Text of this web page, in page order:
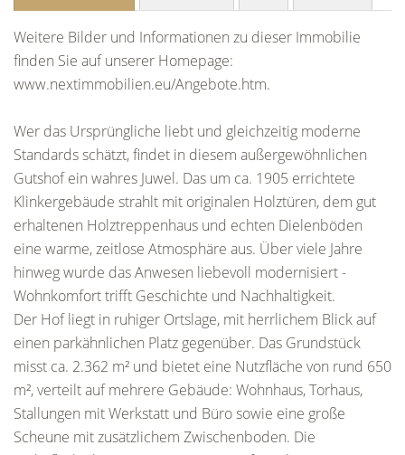
Weitere Bilder und Informationen zu dieser Immobilie
finden Sie auf unserer Homepage:
www.nextimmobilien.eu/Angebote.htm.
Wer das Ursprüngliche liebt und gleichzeitig moderne
Standards schätzt, findet in diesem außergewöhnlichen
Gutshof ein wahres Juwel. Das um ca. 1905 errichtete
Klinkergebäude strahlt mit originalen Holztüren, dem gut
erhaltenen Holztreppenhaus und echten Dielenböden
eine warme, zeitlose Atmosphäre aus. Über viele Jahre
hinweg wurde das Anwesen liebevoll modernisiert -
Wohnkomfort trifft Geschichte und Nachhaltigkeit.
Der Hof liegt in ruhiger Ortslage, mit herrlichem Blick auf
einen parkähnlichen Platz gegenüber. Das Grundstück
misst ca. 2.362 m² und bietet eine Nutzfläche von rund 650
m², verteilt auf mehrere Gebäude: Wohnhaus, Torhaus,
Stallungen mit Werkstatt und Büro sowie eine große
Scheune mit zusätzlichem Zwischenboden. Die